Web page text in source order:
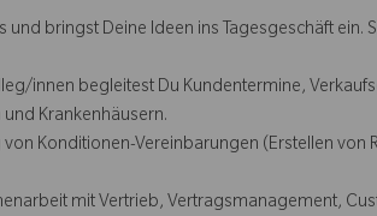
bringst Deine Ideen ins Tagesgeschäft ein.
innen begleitest Du Kundentermine,
Krankenhäusern.
Konditionen-Vereinbarungen (Erstellen von
mit Vertrieb, Vertragsmanagement,